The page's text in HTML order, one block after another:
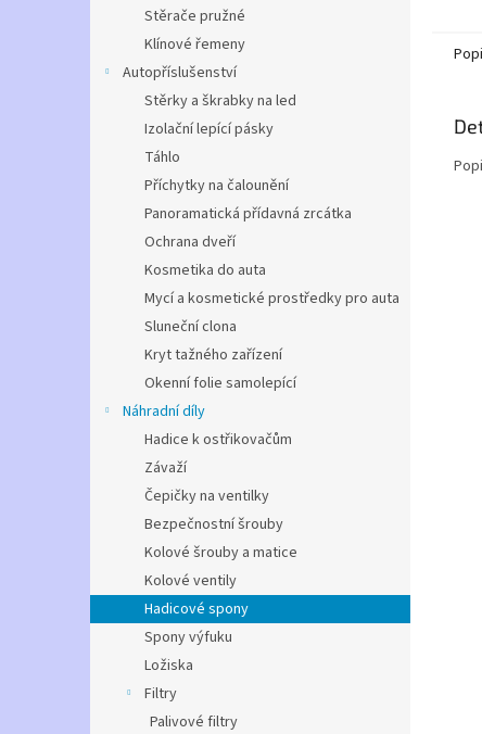
Stěrače pružné
Klínové řemeny
Autopříslušenství
Stěrky a škrabky na led
Izolační lepící pásky
Táhlo
Příchytky na čalounění
Panoramatická přídavná zrcátka
Ochrana dveří
Kosmetika do auta
Mycí a kosmetické prostředky pro auta
Sluneční clona
Kryt tažného zařízení
Okenní folie samolepící
Náhradní díly
Hadice k ostřikovačům
Závaží
Čepičky na ventilky
Bezpečnostní šrouby
Kolové šrouby a matice
Kolové ventily
Hadicové spony
Spony výfuku
Ložiska
Filtry
Palivové filtry